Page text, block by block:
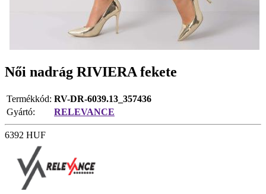
Női nadrág RIVIERA fekete
Termékkód: RV-DR-6039.13_357436
Gyártó:
RELEVANCE
6392 HUF